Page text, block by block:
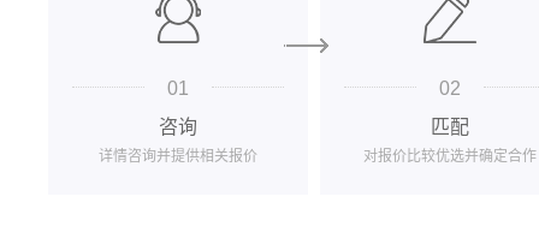
01
咨询
详情咨询并提供相关报价
02
匹配
对报价比较优选并确定合作